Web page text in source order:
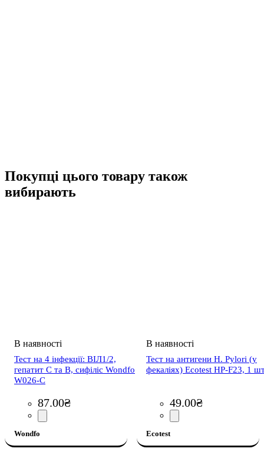
Покупці цього товару також
вибирають
Тест на 4 інфекції: ВІЛ1/2,
гепатит С та В, сифіліс Wondfo
W026-C
87.00₴
Wondfo
Тест на антигени H. Pylori (у
фекаліях) Ecotest HP-F23, 1
49.00₴
Ecotest